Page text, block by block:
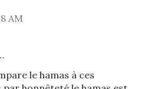
AM
le hamas à ces